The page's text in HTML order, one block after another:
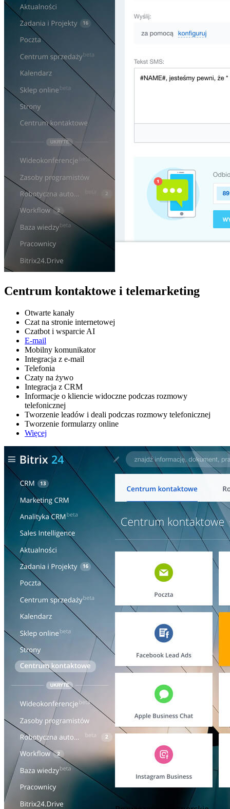
Centrum kontaktowe i telemarketing
Otwarte kanały
Czat na stronie internetowej
Czatbot i wsparcie AI
E-mail
Mobilny komunikator
Integracja z e-mail
Telefonia
Czaty na żywo
Integracja z CRM
Informacje o kliencie widoczne podczas rozmowy
telefonicznej
Tworzenie leadów i deali podczas rozmowy telefonicznej
Tworzenie formularzy online
Więcej